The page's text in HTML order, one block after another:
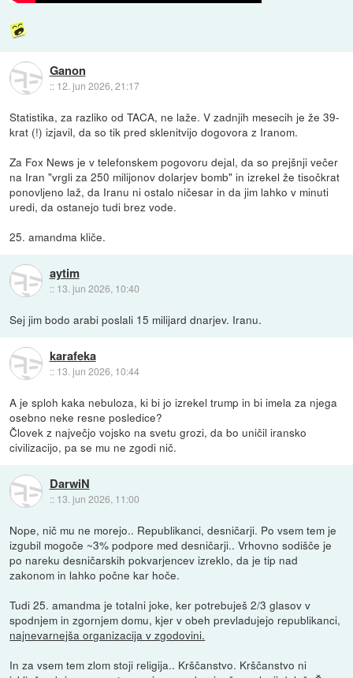
Ganon
:: 12. jun 2026, 21:17
Statistika, za razliko od TACA, ne laže. V zadnjih mesecih je že 39-
krat (!) izjavil, da so tik pred sklenitvijo dogovora z Iranom.
Za Fox News je v telefonskem pogovoru dejal, da so prejšnji večer
na Iran "vrgli za 250 milijonov dolarjev bomb" in izrekel že tisočkrat
ponovljeno laž, da Iranu ni ostalo ničesar in da jim lahko v minuti
uredi, da ostanejo tudi brez vode.
25. amandma kliče.
aytim
:: 13. jun 2026, 10:40
Sej jim bodo arabi poslali 15 milijard dnarjev. Iranu.
karafeka
:: 13. jun 2026, 10:44
A je sploh kaka nebuloza, ki bi jo izrekel trump in bi imela za njega
osebno neke resne posledice?
Človek z največjo vojsko na svetu grozi, da bo uničil iransko
civilizacijo, pa se mu ne zgodi nič.
DarwiN
:: 13. jun 2026, 11:00
Nope, nič mu ne morejo.. Republikanci, desničarji. Po vsem tem je
izgubil mogoče ~3% podpore med desničarji.. Vrhovno sodišče je
po nareku desničarskih pokvarjencev izreklo, da je tip nad
zakonom in lahko počne kar hoče.
Tudi 25. amandma je totalni joke, ker potrebuješ 2/3 glasov v
spodnjem in zgornjem domu, kjer v obeh prevladujejo republikanci,
najnevarnejša organizacija v zgodovini.
In za vsem tem zlom stoji religija.. Krščanstvo. Krščanstvo ni